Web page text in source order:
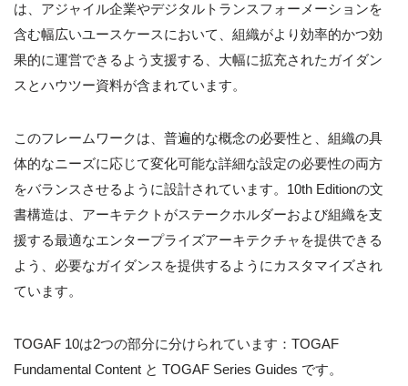
は、アジャイル企業やデジタルトランスフォーメーションを
含む幅広いユースケースにおいて、組織がより効率的かつ効
果的に運営できるよう支援する、大幅に拡充されたガイダン
スとハウツー資料が含まれています。
このフレームワークは、普遍的な概念の必要性と、組織の具
体的なニーズに応じて変化可能な詳細な設定の必要性の両方
をバランスさせるように設計されています。10th Editionの文
書構造は、アーキテクトがステークホルダーおよび組織を支
援する最適なエンタープライズアーキテクチャを提供できる
よう、必要なガイダンスを提供するようにカスタマイズされ
ています。
TOGAF 10は2つの部分に分けられています：TOGAF
Fundamental Content と TOGAF Series Guides です。